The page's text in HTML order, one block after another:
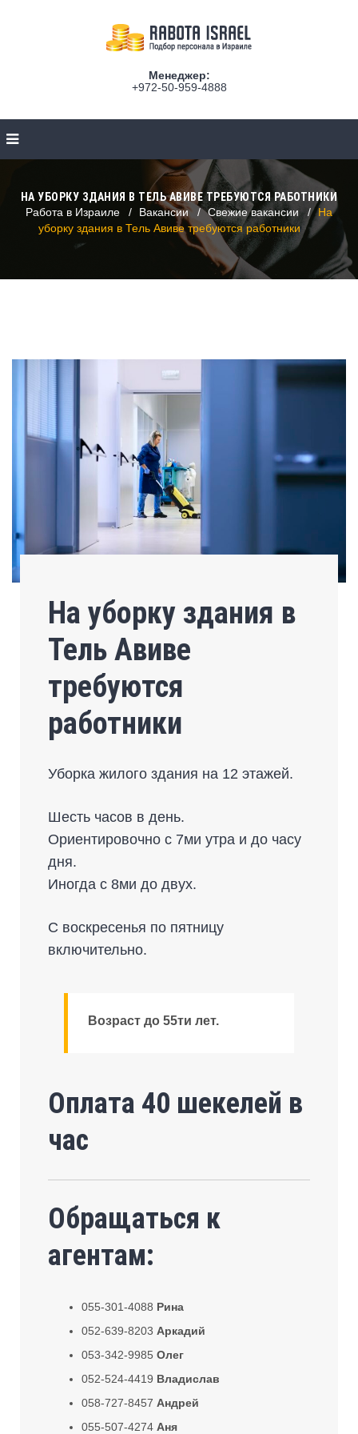
Менеджер:
+972-50-959-4888
НА УБОРКУ ЗДАНИЯ В ТЕЛЬ АВИВЕ ТРЕБУЮТСЯ РАБОТНИКИ
Работа в Израиле
Вакансии Свежие вакансии
На
уборку здания в Тель Авиве требуются работники
На уборку здания в
Тель Авиве
требуются
работники
Уборка жилого здания на 12 этажей.
Шесть часов в день.
Ориентировочно с 7ми утра и до часу
дня.
Иногда с 8ми до двух.
С воскресенья по пятницу
включительно.
Возраст до 55ти лет.
Оплата 40 шекелей в
час
Обращаться к
агентам:
055-301-4088 Рина
052-639-8203 Аркадий
053-342-9985Олег
052-524-4419 Владислав
058-727-8457 Андрей
055-507-4274 Аня